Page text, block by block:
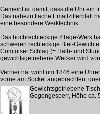
Gemeint ist damit, dass die Uhr ein
Das nahezu flache Emailzifferblatt
eine besondere Werktechnik.
Das hochrechteckige 8Tage-Werk
schweren rechteckige Blei-
Comtoiser Schlag (= Halb- und
gewichtsgetriebene Wecker wird
Vernier hat wohl um 1846 eine
vorne am Sockel angebrachten,
Gewichtsgetriebene
Gegengesperr, Höhe ca.